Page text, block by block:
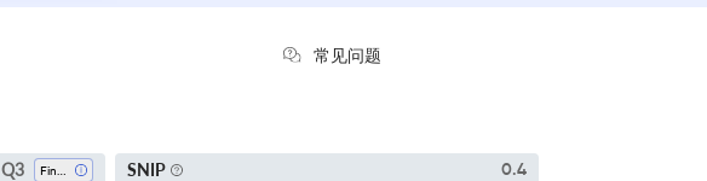
常见问题
Q3 SNIP 0.4